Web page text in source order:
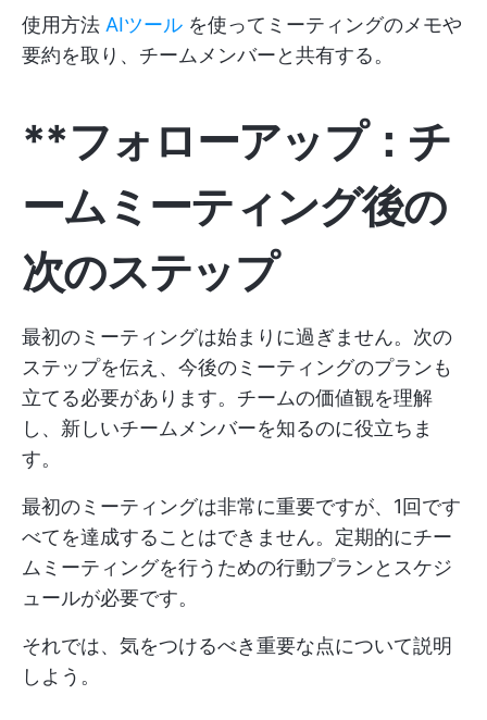
使用方法 AIツール を使ってミーティングのメモや
要約を取り、チームメンバーと共有する。
**フォローアップ：チ
ームミーティング後の
次のステップ
最初のミーティングは始まりに過ぎません。次の
ステップを伝え、今後のミーティングのプランも
立てる必要があります。チームの価値観を理解
し、新しいチームメンバーを知るのに役立ちま
す。
最初のミーティングは非常に重要ですが、1回です
べてを達成することはできません。定期的にチー
ムミーティングを行うための行動プランとスケジ
ュールが必要です。
それでは、気をつけるべき重要な点について説明
しよう。